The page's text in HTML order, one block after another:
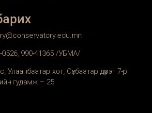
0526, 990-41365 /УБМА/
Улаанбаатар хот, Сүхбаатар дүүрэг 7-р
гудамж – 25